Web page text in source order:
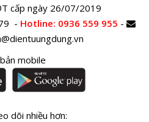
cấp ngày 26/07/2019
- Hotline: 0936 559 955 -
mobile
dõi nhiều hơn: